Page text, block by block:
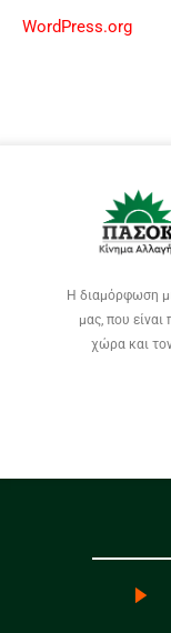
WordPress.org
Η διαμόρφωση
μας, που είναι
χώρα και